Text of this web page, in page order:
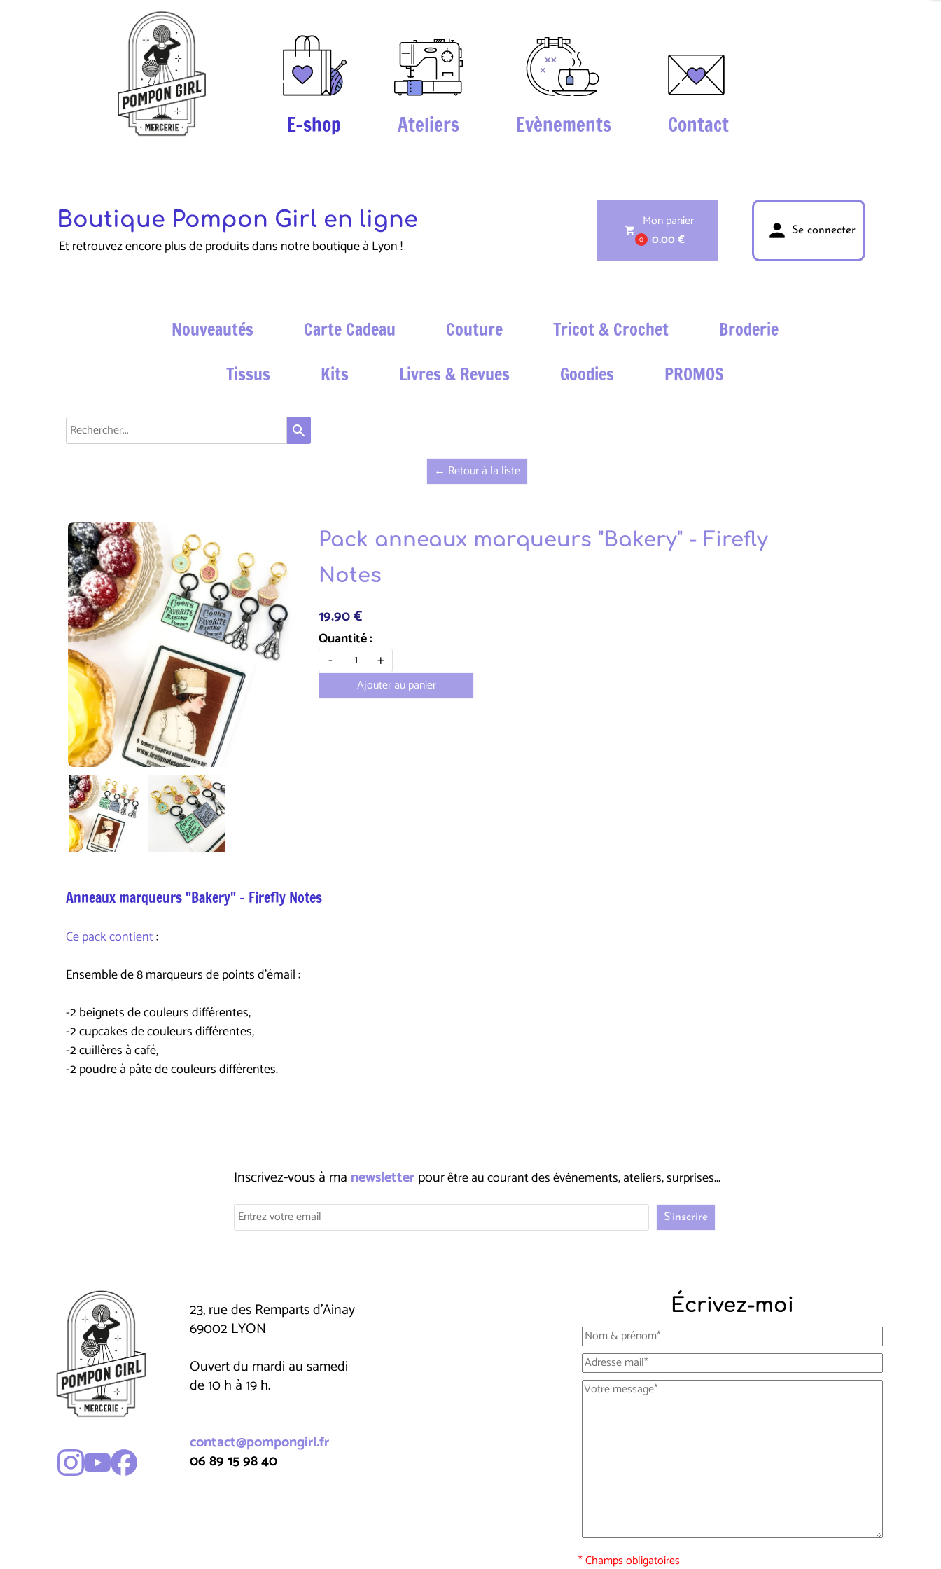
Écrivez-moi
* Champs obligatoires
23, rue des Remparts d'Ainay
69002 LYON
Ouvert du mardi au samedi
de 10 h à 19 h.
contact@pompongirl.fr
06 89 15 98 40
Inscrivez-vous à ma newsletterpourêtre au courant des événements, ateliers, surprises...
E-shop Ateliers Evènements Contact
Nouveautés Carte Cadeau Couture Tricot & Crochet
Broderie
Tissus
Kits Livres & Revues Goodies PROMOS
shopping_cart
0
Mon panier
0.00 €
person Se connecter
Boutique Pompon Girl en ligne
Et retrouvez encore plus de produits dans notre boutique à Lyon !
search
← Retour à la liste
Pack anneaux marqueurs "Bakery" - Firefly
Notes
19.90 €
Quantité :
-
+
Ajouter au panier
Anneaux marqueurs "Bakery" - Firefly Notes
Ce pack contient:
Ensemble de 8 marqueurs de points d'émail :
-2 beignets de couleurs différentes,
-2 cupcakes de couleurs différentes,
-2 cuillères à café,
-2 poudre à pâte de couleurs différentes.